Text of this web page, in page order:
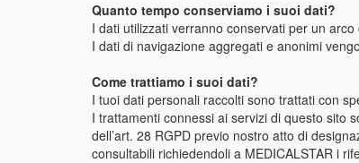
Quanto tempo conserviamo i suoi dati?
I dati utilizzati verranno conservati per un
I dati di navigazione aggregati e anonimi
Come trattiamo i suoi dati?
I tuoi dati personali raccolti sono trattati con
I trattamenti connessi ai servizi di questo sito
dell’art. 28 RGPD previo nostro atto di
consultabili richiedendoli a MEDICALSTAR i